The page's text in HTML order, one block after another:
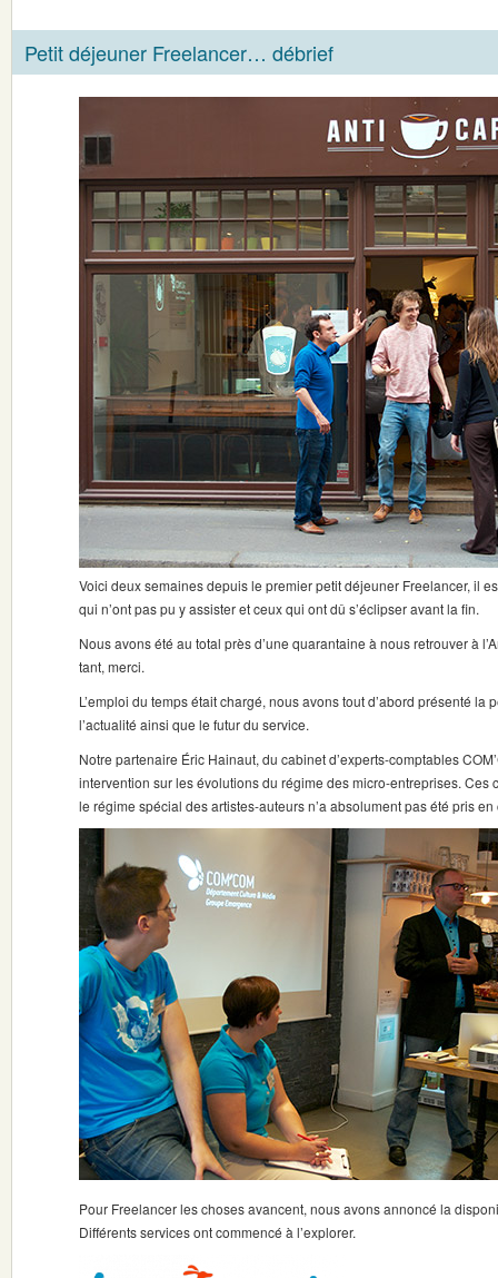
Petit déjeuner Freelancer… débrief
Voici deux semaines depuis le premier petit déjeuner Freelancer, il
qui n’ont pas pu y assister et ceux qui ont dû s’éclipser avant la fin.
Nous avons été au total près d’une quarantaine à nous retrouver à
tant, merci.
L’emploi du temps était chargé, nous avons tout d’abord présenté
l’actualité ainsi que le futur du service.
Notre partenaire Éric Hainaut, du cabinet d’experts-comptables
intervention sur les évolutions du régime des micro-entreprises. Ces
le régime spécial des artistes-auteurs n’a absolument pas été pris en
Pour Freelancer les choses avancent, nous avons annoncé la
Différents services ont commencé à l’explorer.